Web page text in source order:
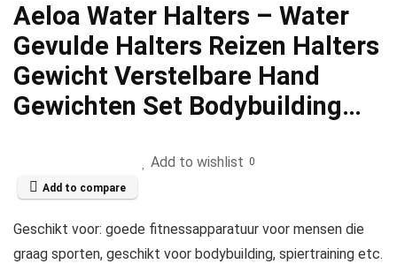
Aeloa Water Halters – Water
Gevulde Halters Reizen Halters
Gewicht Verstelbare Hand
Gewichten Set Bodybuilding…
Add to wishlist 0
Add to compare
Geschikt voor: goede fitnessapparatuur voor mensen die
graag sporten, geschikt voor bodybuilding, spiertraining etc.